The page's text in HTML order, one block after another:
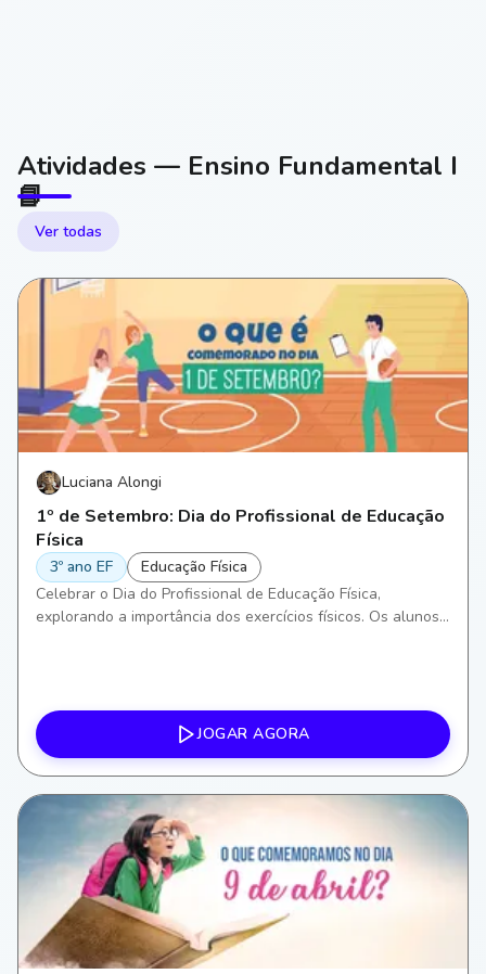
Atividades — Ensino Fundamental I
📘
Ver todas
Luciana Alongi
1º de Setembro: Dia do Profissional de Educação
Física
3º ano EF
Educação Física
Celebrar o Dia do Profissional de Educação Física,
explorando a importância dos exercícios físicos. Os alunos
trabalho em equipe.
JOGAR AGORA